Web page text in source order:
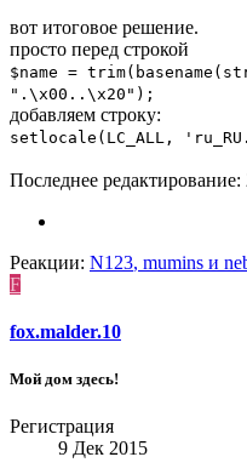
вот итоговое решение.
просто перед строкой
$name =
".\x00..\x20");
добавляем строку:
setlocale(LC_ALL,
Последнее редактирование:
Реакции: N123, mumins и
F
fox.malder.10
Мой дом здесь!
Регистрация
9 Дек 2015